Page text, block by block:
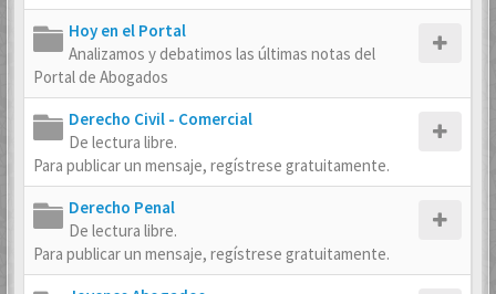
Hoy en el Portal
Analizamos y debatimos las últimas notas del
Portal de Abogados
Derecho Civil - Comercial
De lectura libre.
Para publicar un mensaje, regístrese gratuitamente.
Derecho Penal
De lectura libre.
Para publicar un mensaje, regístrese gratuitamente.